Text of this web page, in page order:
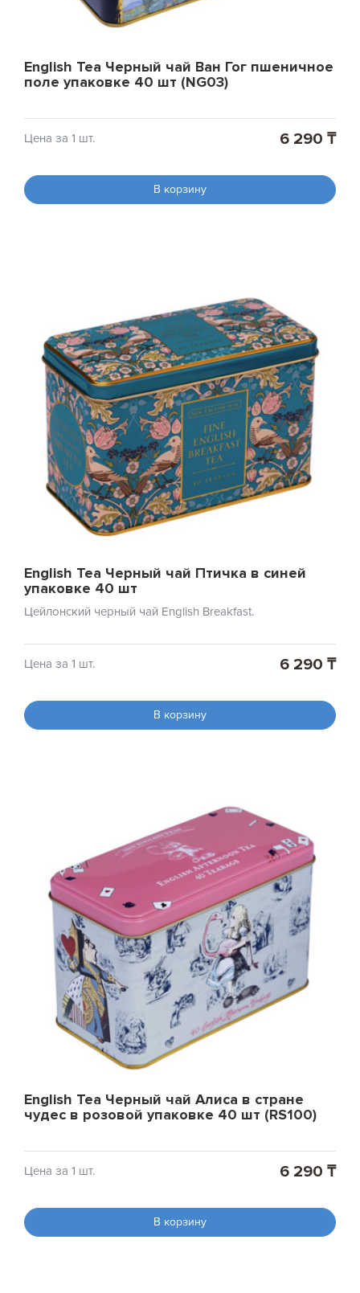
English Tea Черный чай Ван Гог пшеничное
поле упаковке 40 шт (NG03)
Цена за 1 шт. 6 290 ₸
В корзину
English Tea Черный чай Птичка в синей
упаковке 40 шт
Цейлонский черный чай English Breakfast.
Цена за 1 шт. 6 290 ₸
В корзину
English Tea Черный чай Алиса в стране
чудес в розовой упаковке 40 шт (RS100)
Цена за 1 шт. 6 290 ₸
В корзину